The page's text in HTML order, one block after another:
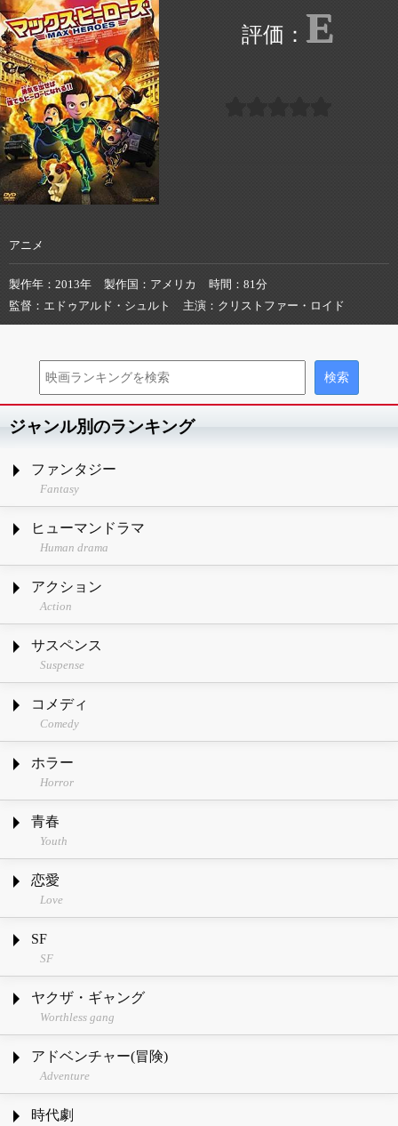
E
アニメ
製作年 2013年 製作国 アメリカ 時間
81分
監督
エドゥアルド・シュルト 主演 クリストファー・ロイド
ジャンル別のランキング
ファンタジー
Fantasy
ヒューマンドラマ
Human drama
アクション
Action
サスペンス
Suspense
コメディ
Comedy
ホラー
Horror
青春
Youth
恋愛
Love
SF
SF
ヤクザ・ギャング
Worthless gang
アドベンチャー(冒険)
Adventure
時代劇